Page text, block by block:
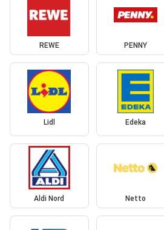
REWE PENNY
Lidl Edeka
Aldi Nord Netto